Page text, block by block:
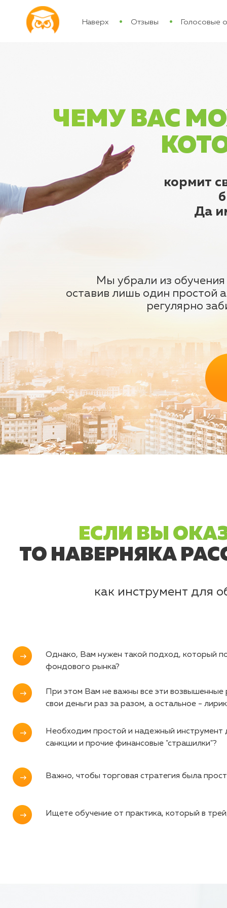
Наверх Отзывы Голосовые
ЧЕМУ ВАС
кормит
Да
Мы убрали из
оставив лишь один простой
регулярно
ЕСЛИ ВЫ
ТО НАВЕРНЯКА
как инструмент для
Однако, Вам нужен такой подход, который
фондового рынка?
При этом Вам не важны все эти возвышенные
свои деньги раз за разом, а остальное -
Необходим простой и надежный инструмент
санкции и прочие финансовые "страшилки"?
Важно, чтобы торговая стратегия была
Ищете обучение от практика, который в